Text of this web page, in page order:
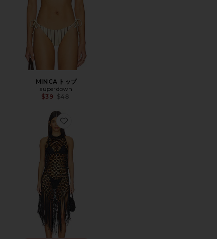
MINCA トップ
superdown
$39 Previous price:
$48
Favorite KARRIGAN ドレス